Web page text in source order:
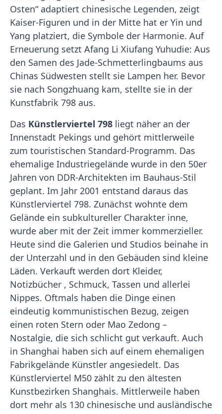
Osten“ adaptiert chinesische Legenden, zeigt
Kaiser-Figuren und in der Mitte hat er Yin und
Yang platziert, die Symbole der Harmonie. Auf
Erneuerung setzt Afang Li Xiufang Yuhudie: Aus
den Samen des Jade-Schmetterlingbaums aus
Chinas Südwesten stellt sie Lampen her. Bevor
sie nach Songzhuang kam, stellte sie in der
Kunstfabrik 798 aus.
Das Künstlerviertel 798 liegt näher an der
Innenstadt Pekings und gehört mittlerweile
zum touristischen Standard-Programm. Das
ehemalige Industriegelände wurde in den 50er
Jahren von DDR-Architekten im Bauhaus-Stil
geplant. Im Jahr 2001 entstand daraus das
Künstlerviertel 798. Zunächst wohnte dem
Gelände ein subkultureller Charakter inne,
wurde aber mit der Zeit immer kommerzieller.
Heute sind die Galerien und Studios beinahe in
der Unterzahl und in den Gebäuden sind kleine
Läden. Verkauft werden dort Kleider,
Notizbücher , Schmuck, Tassen und allerlei
Nippes. Oftmals haben die Dinge einen
eindeutig kommunistischen Bezug, zeigen
einen roten Stern oder Mao Zedong –
Nostalgie, die sich schlicht gut verkauft. Auch
in Shanghai haben sich auf einem ehemaligen
Fabrikgelände Künstler angesiedelt. Das
Künstlerviertel M50 zählt zu den ältesten
Kunstbezirken Shanghais. Mittlerweile haben
dort mehr als 130 chinesische und ausländische